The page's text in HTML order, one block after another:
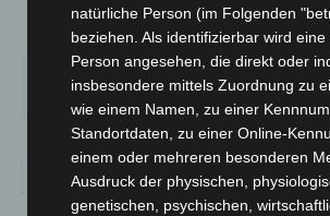
58% 3.1m/s
21°
SA.
27 ° 33°
natürliche Person (im Folgenden
beziehen. Als identifizierbar wird
Person angesehen, die direkt oder
insbesondere mittels Zuordnung zu
wie einem Namen, zu einer
Standortdaten, zu einer Online-
einem oder mehreren besonderen
Ausdruck der physischen,
genetischen, psychischen,